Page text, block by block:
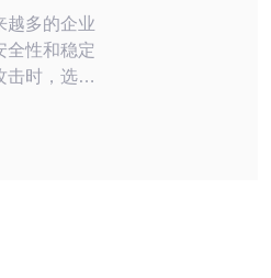
越多的企业
全性和稳定
击时，选择